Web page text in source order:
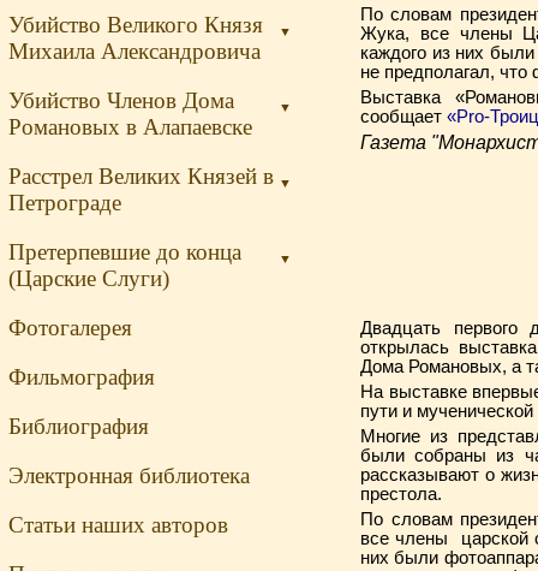
▼
Убийство Великого Князя
Михаила Александровича
▼
Убийство Членов Дома
Романовых в Алапаевске
▼
Расстрел Великих Князей в
Петрограде
▼
Претерпевшие до конца
(Царские Слуги)
Фотогалерея
Фильмография
Библиография
Электронная библиотека
Статьи наших авторов
По словам
Жука, все члены
каждого из них
не предполагал,
Выставка
сообщает «Pro-
Газета
Двадцать первого
открылась
Дома Романовых, а
На выставке
пути и
Многие из
были собраны из
рассказывают о
престола.
По словам
все члены царской
них были